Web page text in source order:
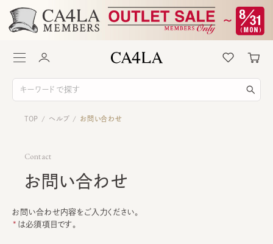
TOP / ヘルプ / お問い合わせ
Contact
お問い合わせ
お問い合わせ内容をご入力ください。
は必須項目です。